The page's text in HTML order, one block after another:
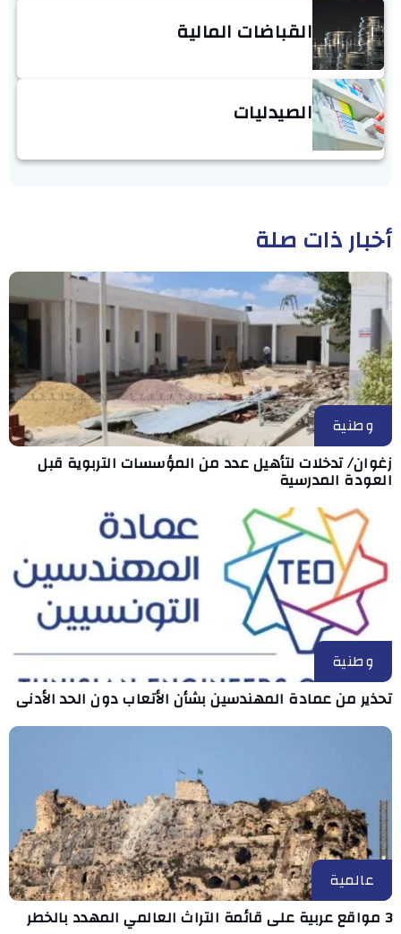
القباضات المالية
الصيدليات
أخبار ذات صلة
وطنية
زغوان/ تدخلات لتأهيل عدد من المؤسسات التربوية قبل
العودة المدرسية
وطنية
تحذير من عمادة المهندسين بشأن الأتعاب دون الحد الأدنى
عالمية
3 مواقع عربية على قائمة التراث العالمي المهدد بالخطر